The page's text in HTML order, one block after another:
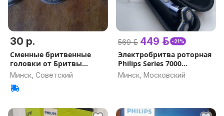
30 р.
Сменные бритвенные
головки от Бритвы
Philips 2830
Минск, Советский
569 р. 449 р. -21%
Электробритва роторная
Philips Series 7000
S7885/50
Минск, Московский